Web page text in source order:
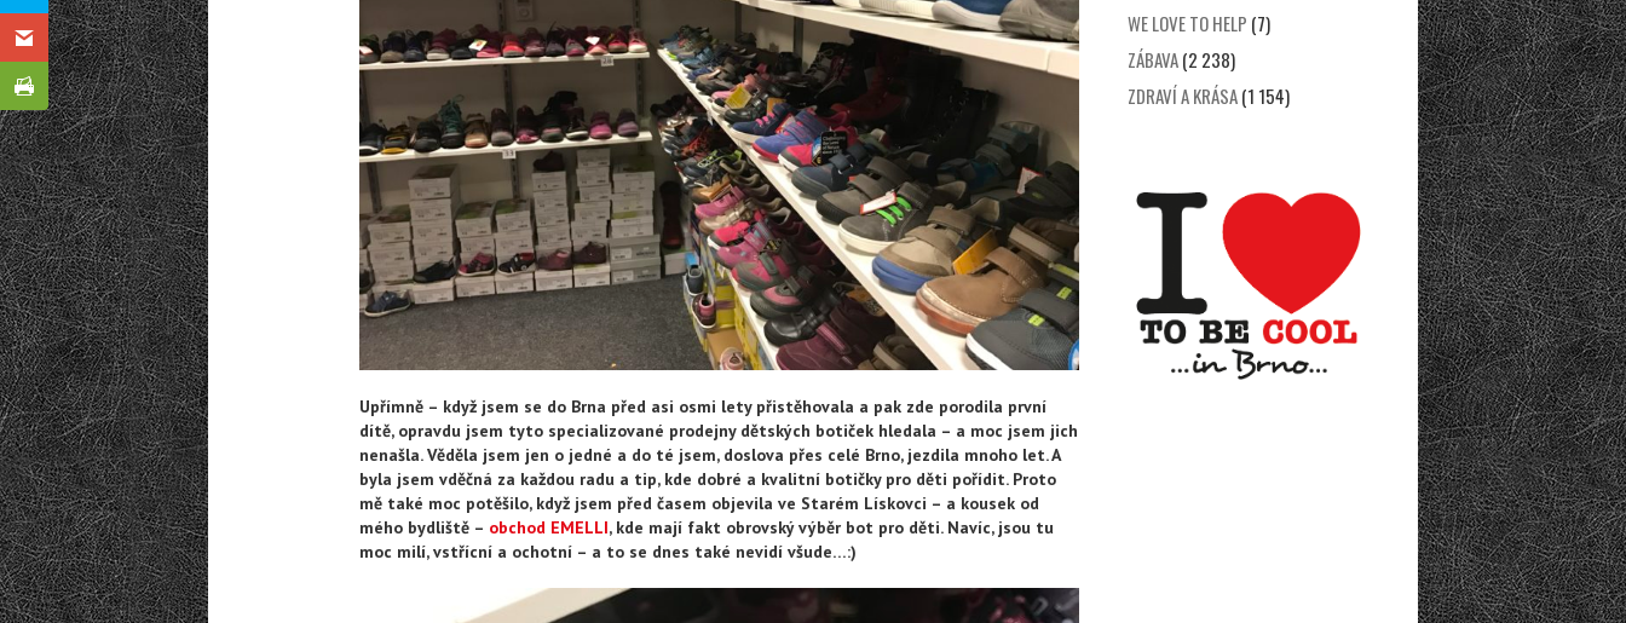
Upřímně – když jsem se do Brna před asi osmi lety přistěhovala a pak zde porodila první
dítě, opravdu jsem tyto specializované prodejny dětských botiček hledala – a moc jsem jich
nenašla. Věděla jsem jen o jedné a do té jsem, doslova přes celé Brno, jezdila mnoho let. A
byla jsem vděčná za každou radu a tip, kde dobré a kvalitní botičky pro děti pořídit. Proto
mě také moc potěšilo, když jsem před časem objevila ve Starém Lískovci – a kousek od
mého bydliště – obchod EMELLI, kde mají fakt obrovský výběr bot pro děti. Navíc, jsou tu
moc milí, vstřícní a ochotní – a to se dnes také nevidí všude…:)
WE LOVE TO HELP (7)
ZÁBAVA(2 238)
ZDRAVÍ A KRÁSA(1 154)